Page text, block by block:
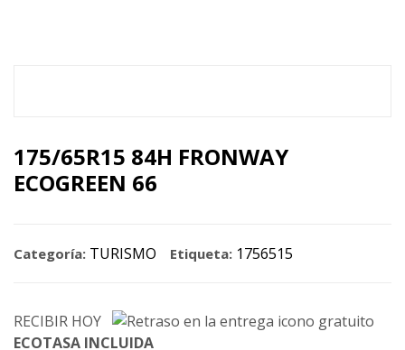
175/65R15 84H FRONWAY
ECOGREEN 66
Categoría: TURISMO Etiqueta: 1756515
RECIBIR HOY
ECOTASA INCLUIDA